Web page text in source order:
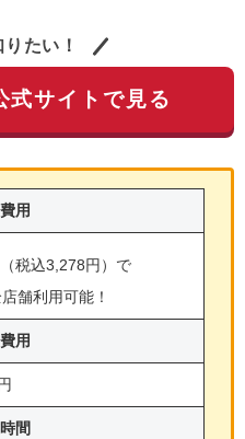
たい！
式サイトで見る
用
（税込3,278円）で
舗利用可能！
用
間